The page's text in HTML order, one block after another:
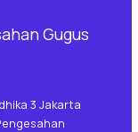
Gugus
3 Jakarta